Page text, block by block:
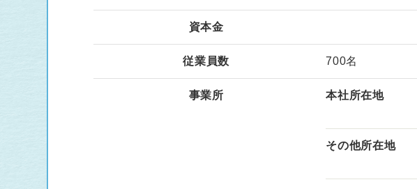
資本金
従業員数 700名
事業所 本社所在地
その他所在地